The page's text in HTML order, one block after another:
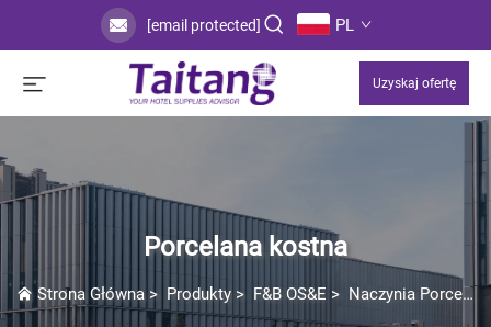
[email protected] PL
Uzyskaj ofertę
Porcelana kostna
Strona Główna > Produkty > F&B OS&E > Naczynia Porcelanowe / Ceramiczne